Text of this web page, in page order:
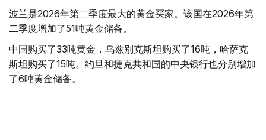
波兰是2026年第二季度最大的黄金买家。该国在2026年第
二季度增加了51吨黄金储备。
中国购买了33吨黄金，乌兹别克斯坦购买了16吨，哈萨克
斯坦购买了15吨。约旦和捷克共和国的中央银行也分别增加
了6吨黄金储备。